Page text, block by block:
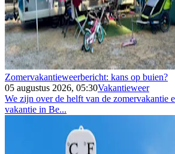
Zomervakantieweerbericht: kans op buien?
05 augustus 2026, 05:30Vakantieweer
We zijn over de helft van de zomervakantie
vakantie in Be...